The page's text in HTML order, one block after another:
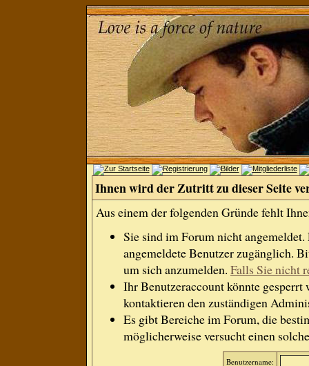
Ihnen wird der Zutritt zu dieser Seite
Aus einem der folgenden Gründe fehlt
Sie sind im Forum nicht
angemeldete Benutzer zugänglich.
um sich anzumelden. Falls Sie nicht
Ihr Benutzeraccount könnte gesperrt
kontaktieren den zuständigen
Es gibt Bereiche im Forum, die
möglicherweise versucht einen
Benutzername: